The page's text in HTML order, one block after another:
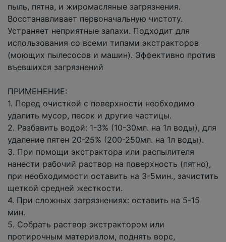
пыль, пятна, и жиромасляные загрязнения.
Восстанавливает первоначальную чистоту.
Устраняет неприятные запахи. Подходит для
использования со всеми типами экстракторов
(моющих пылесосов и машин). Эффективно против
въевшихся загрязнений
ПРИМЕНЕНИЕ:
1. Перед очисткой с поверхности необходимо
удалить мусор, песок и другие частицы.
2. Разбавить водой: 1-3% (10-30мл. на 1л воды), для
удаление пятен 20-25% (200-250мл. на 1л воды).
3. При помощи экстрактора или распылителя
нанести рабочий раствор на поверхность (пятно),
при необходимости оставить на 3-5мин., зачистить
щеткой средней жесткости.
4. При сложных загрязнениях: оставить на 5-15
мин.
5. Собрать раствор экстрактором или
протирочным материалом, поднять ворс,